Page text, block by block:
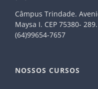
Câmpus Trindade.
Maysa I. CEP 75380-
(64)99654-7657
NOSSOS CURSOS